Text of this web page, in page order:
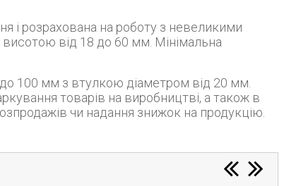
від 18 до 60 мм. Мінімальна
товарів на виробництві, а також в
чи надання знижок на продукцію.